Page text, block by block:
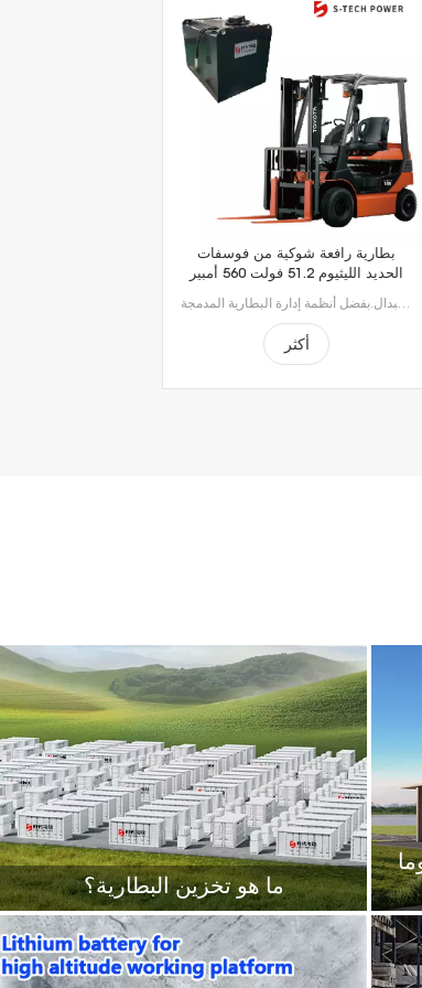
بطارية رافعة شوكية من فوسفات
الحديد الليثيوم 51.2 فولت 560 أمبير
بطاريات الليثيوم أيون المتطورة لدينا، مصممة خصيصاً لتلبية متطلبات مناولة المواد الحديثة.استمتع بإنتاجية لا مثيل لها مع الشحن السريع الذي يستغرق ساعة إلى ساعتين فقط، مما يتيح الشحن أثناء فترات الراحة ويقضي على وقت التوقف الطويل للاستبدال.بفضل أنظمة إدارة البطارية المدمجة (BMS) لتحقيق السلامة والأداء الأمثل وطول العمر، ستحصل على طاقة موثوقة أكثر ذكاءً وأمانًا.
أكثر
ما هو تخزين البطارية؟
تخزين الطاقة الكهربائية هو تقنية لتحقيق التوازن
بين العرض والطلب في شبكة الطاقة. عادةً لا يكون
شكل تخزين الطاقة الكهربائية هو تخزين "الطاقة
1. الاتجاهات المستقبليةلقد أصبح البحث والتطوير
+